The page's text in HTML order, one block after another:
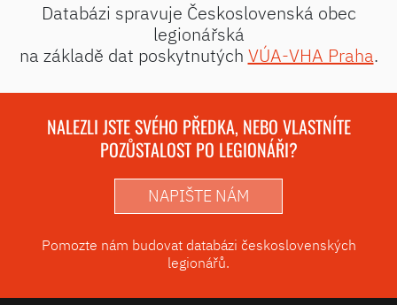
Databázi spravuje Československá obec
legionářská
na základě dat poskytnutých VÚA-VHA Praha.
NALEZLI JSTE SVÉHO PŘEDKA, NEBO VLASTNÍTE
POZŮSTALOST PO LEGIONÁŘI?
NAPIŠTE NÁM
Pomozte nám budovat databázi československých
legionářů.